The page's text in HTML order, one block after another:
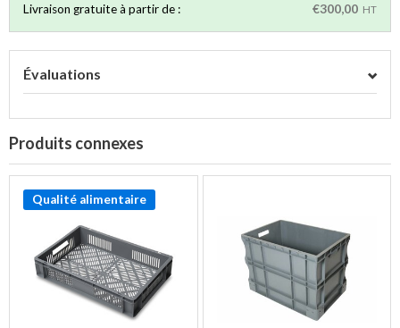
Livraison gratuite à partir de : €300,00 HT
Évaluations
Produits connexes
Qualité alimentaire